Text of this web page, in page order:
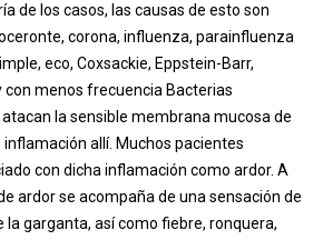
de los casos, las causas de esto son
corona, influenza, parainfluenza
eco, Coxsackie, Eppstein-Barr,
con menos frecuencia Bacterias
la sensible membrana mucosa de
inflamación allí. Muchos pacientes
con dicha inflamación como ardor. A
ardor se acompaña de una sensación de
la garganta, así como fiebre, ronquera,